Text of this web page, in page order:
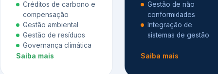
Créditos de carbono e
compensação
Gestão ambiental
Gestão de resíduos
Governança climática
Saiba mais
Gestão de não
conformidades
Integração de
sistemas de gestão
Saiba mais